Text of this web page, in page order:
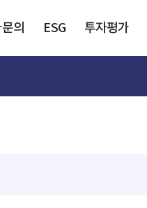
의 ESG 투자평가